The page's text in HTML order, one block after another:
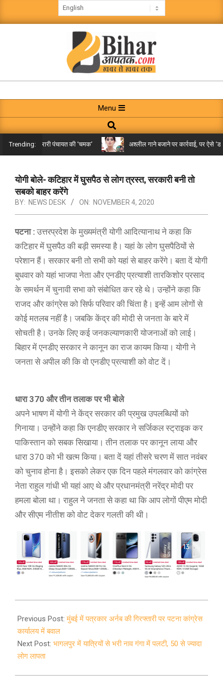
to
BIHAR
AAPTAK
Navigation
Menu
Menu
Search
Trending:
तक पहुंची गरारी पंचायत की ‘चमक’ अश्लील गाने बजाने पर कार्रवाई, पर ऐसे
योगी बोले- कटिहार में घुसपैठ से लोग त्रस्त, सरकारी बनी तो
सबको बाहर करेंगे
BY: NEWS DESK ON: NOVEMBER 4, 2020
पटना : उत्तरप्रदेश के मुख्यमंत्री योगी आदित्यानाथ ने कहा कि
कटिहार में घुसपैठ की बड़ी समस्या है। यहां के लोग घुसपैठियों से
परेशान हैं। सरकार बनी तो सभी को यहां से बाहर करेंगे। बता दें योगी
बुधवार को यहां भाजपा नेता और एनडीए प्रत्याशी तारकिशोर प्रसाद
के समर्थन में चुनावी सभा को संबोधित कर रहे थे। उन्होंने कहा कि
राजद और कांग्रेस को सिर्फ परिवार की चिंता है। इन्हें आम लोगों से
कोई मतलब नहीं है। जबकि केंद्र की मोदी से जनता के बारे में
सोचती है। उनके लिए कई जनकल्याणकारी योजनाओं को लाई।
बिहार में एनडीए सरकार ने कानून का राज कायम किया। योगी ने
जनता से अपील की कि वो एनडीए प्रत्याशी को वोट दें।
धारा 370 और तीन तलाक पर भी बोले
अपने भाषण में योगी ने केंद्र सरकार की प्रमुख उपलब्धियों को
गिनाया। उन्होंने कहा कि एनडीए सरकार ने सर्जिकल स्ट्राइक कर
पाकिस्तान को सबक सिखाया। तीन तलाक पर कानून लाया और
धारा 370 को भी खत्म किया। बता दें यहां तीसरे चरण में सात नवंबर
को चुनाव होना है। इसको लेकर एक दिन पहले मंगलवार को कांग्रेस
नेता राहुल गांधी भी यहां आए थे और प्रधानमंत्री नरेंद्र मोदी पर
हमला बोला था। राहुल ने जनता से कहा था कि आप लोगों पीएम मोदी
और सीएम नीतीश को वोट देकर गलती की थी।
11-
04
Previous Post:मुंबई में पत्रकार अर्नब की गिरफ्तारी पर पटना कांग्रेस
कार्यालय में बवाल
Next Post: भागलपुर में यात्रियों से भरी नाव गंगा में पलटी, 50 से ज्यादा
लोग लापता